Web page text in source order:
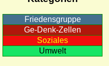
Friedensgruppe
Ge-Denk-Zellen
Soziales
Umwelt